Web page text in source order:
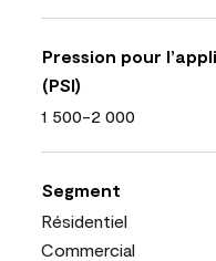
Pression pour
(PSI)
1 500-2 000
Segment
Résidentiel
Commercial